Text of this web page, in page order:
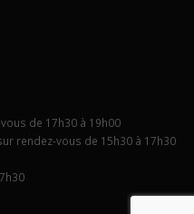
de 17h30 à 19h00
rendez-vous de 15h30 à 17h30